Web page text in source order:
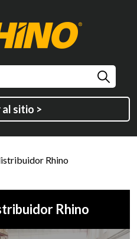
sitio >
Rhino
Rhino